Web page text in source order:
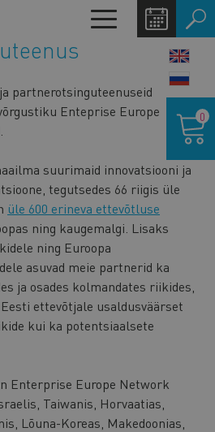
Toggle
navigation
partnerotsinguteenuseid
Enteprise Europe
suurimaid innovatsiooni ja
tegutsedes 66 riigis üle
üle 600 erineva ettevõtluse
ning kaugemalgi. Lisaks
ning Euroopa
asuvad meie partnerid ka
ja osades kolmandates riikides,
ettevõtjale usaldusväärset
kui ka potentsiaalsete
Enterprise Europe Network
Taiwanis, Horvaatias,
Lõuna-Koreas, Makedoonias,
0